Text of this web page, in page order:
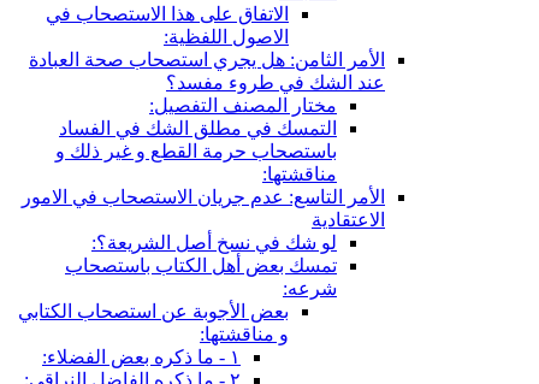
الاتفاق على هذا الاستصحاب في
الاصول اللفظية:
الأمر الثامن: هل يجري استصحاب صحة العبادة
عند الشك في طروء مفسد؟
مختار المصنف التفصيل:
التمسك في مطلق الشك في الفساد
باستصحاب حرمة القطع و غير ذلك و
مناقشتها:
الأمر التاسع: عدم جريان الاستصحاب في الامور
الاعتقادية
لو شك في نسخ أصل الشريعة؟:
تمسك بعض أهل الكتاب باستصحاب
شرعه:
بعض الأجوبة عن استصحاب الكتابي
و مناقشتها:
١ - ما ذكره بعض الفضلاء:
٢ - ما ذكره الفاضل النراقي: